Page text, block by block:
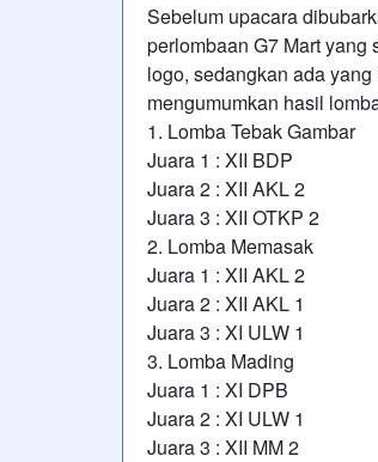
Sebelum upacara
perlombaan G7 Mart
logo, sedangkan ada
mengumumkan hasil
1. Lomba Tebak Gambar
Juara 1 : XII BDP
Juara 2 : XII AKL 2
Juara 3 : XII OTKP 2
2. Lomba Memasak
Juara 1 : XII AKL 2
Juara 2 : XII AKL 1
Juara 3 : XI ULW 1
3. Lomba Mading
Juara 1 : XI DPB
Juara 2 : XI ULW 1
Juara 3 : XII MM 2